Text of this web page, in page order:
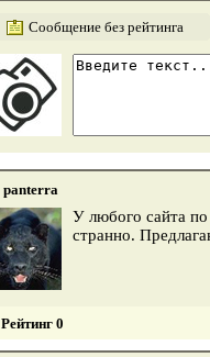
Сообщение без рейтинга
panterra
У любого сайта по
странно.
Рейтинг 0